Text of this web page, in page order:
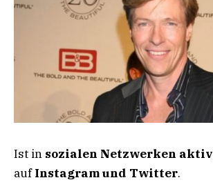
Ist in sozialen Netzwerken aktiv
aufInstagram und Twitter.